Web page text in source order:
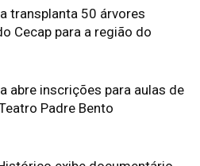
transplanta 50 árvores
Cecap para a região do
abre inscrições para aulas de
Padre Bento